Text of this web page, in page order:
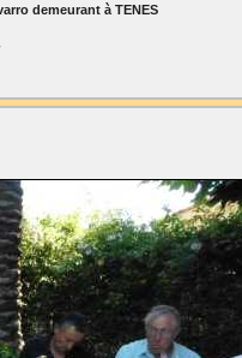
demeurant à TENES